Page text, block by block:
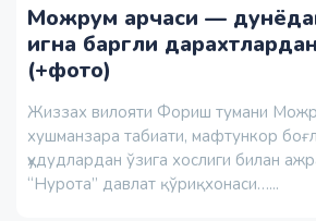
Можрум арчаси —
игна баргли
(+фото)
Жиззах вилояти Фориш тумани
хушманзара табиати, мафтункор
ҳудудлардан ўзига хослиги билан
“Нурота” давлат қўриқхонаси…...